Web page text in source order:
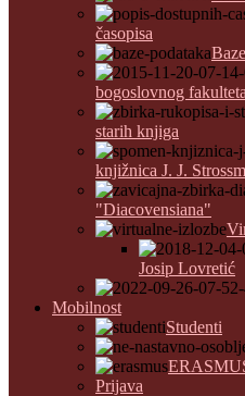
časopisa
bogoslovnog fakulteta
starih knjiga
knjižnica J. J.
"Diacovensiana"
Josip Lovretić
Mobilnost
Studenti
Prijava